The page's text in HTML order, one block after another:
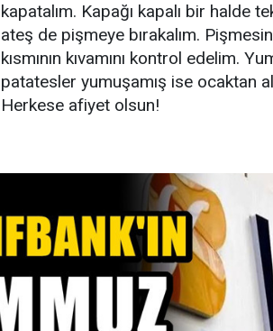
kapatalım. Kapağı kapalı bir halde
ateş de pişmeye bırakalım.
kısmının kıvamını kontrol edelim.
patatesler yumuşamış ise ocaktan
Herkese afiyet olsun!